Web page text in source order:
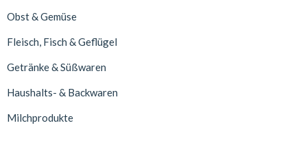
Obst & Gemüse
Fleisch, Fisch & Geflügel
Getränke & Süßwaren
Haushalts- & Backwaren
Milchprodukte